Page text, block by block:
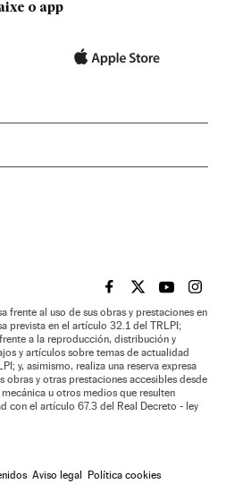
o app
EL PAÍS BRASIL EN
EL PAÍSEL PAÍS
EL
frente al uso de sus obras y prestaciones en
prevista en el artículo 32.1 del TRLPI;
a la reproducción, distribución y
y artículos sobre temas de actualidad
y, asimismo, realiza una reserva expresa
obras y otras prestaciones accesibles desde
u otros medios que resulten
con el artículo 67.3 del Real Decreto - ley
Aviso legal Política cookies